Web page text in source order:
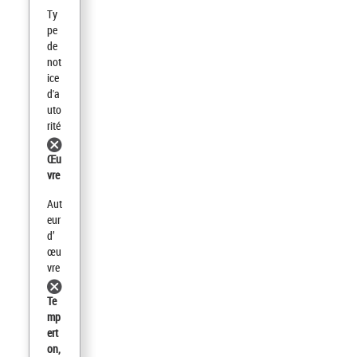
Ty
pe
de
not
ice
d'a
uto
rité
Œu
vre
Aut
eur
d’
œu
vre
Te
mp
ert
on,